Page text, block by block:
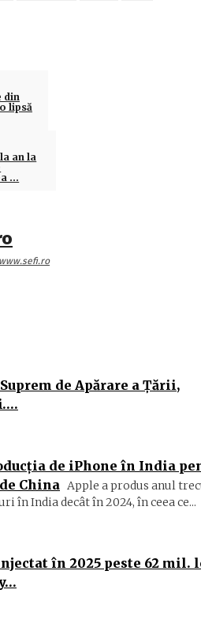
din
lipsă
an la
…
de Apărare a Ţării,
de iPhone în India
China Apple a produs anul
în India decât în 2024, în ceea ce...
în 2025 peste 62 mil.